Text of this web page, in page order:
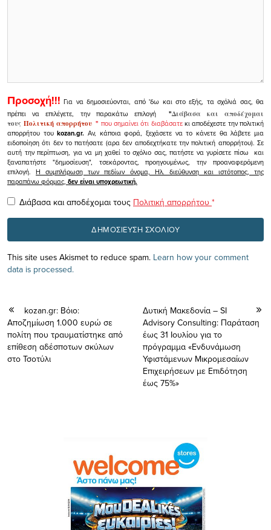
Προσοχή!!! Για να δημοσιεύονται, από 'δω και στο εξής, τα σχόλιά σας, θα
πρέπει να επιλέγετε, την παρακάτω επιλογή
"Διάβασα και αποδέχομαι
τουςΠολιτική απορρήτου" που σημαίνει ότι διαβάσατεκι αποδέχεστε την πολιτική
απορρήτου τουkozan.gr. Αν, κάποια φορά, ξεχάσετε να το κάνετε θα λάβετε μια
ειδοποίηση ότι δεν το πατήσατε (αρα δεν αποδεχτήκατε την πολιτική απορρήτου). Σε
αυτή την περίπτωση, για να μη χαθεί το σχόλιο σας, πατήστε να γυρίσετε πίσω και
ξαναπατήστε "δημοσίευση", τσεκάροντας, προηγουμένως, την προαναφερόμενη
επιλογή.Η συμπλήρωση των πεδίων όνομα, Ηλ. διεύθυνση και ιστότοπος, της
παραπάνω φόρμας, δεν είναι υποχρεωτική.
Διάβασα και αποδέχομαι τους Πολιτική απορρήτου *
This site uses Akismet to reduce spam. Learn how your comment
data is processed.
kozan.gr: Βόιο:
Αποζημίωση 1.000 ευρώ σε
πολίτη που τραυματίστηκε από
επίθεση αδέσποτων σκύλων
στο Τσοτύλι
Δυτική Μακεδονία – SI
Advisory Consulting: Παράταση
έως 31 Ιουλίου για το
πρόγραμμα «Ενδυνάμωση
Υφιστάμενων Μικρομεσαίων
Επιχειρήσεων με Επιδότηση
έως 75%»